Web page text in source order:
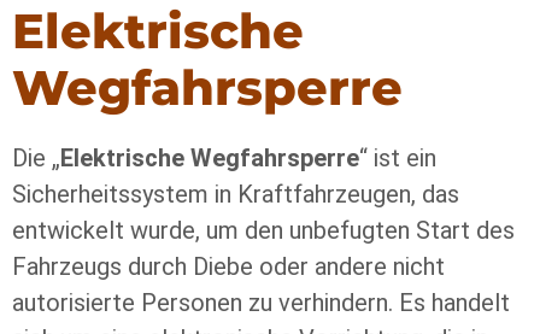
Elektrische
Wegfahrsperre
Die „Elektrische Wegfahrsperre“ ist ein
Sicherheitssystem in Kraftfahrzeugen, das
entwickelt wurde, um den unbefugten Start des
Fahrzeugs durch Diebe oder andere nicht
autorisierte Personen zu verhindern. Es handelt